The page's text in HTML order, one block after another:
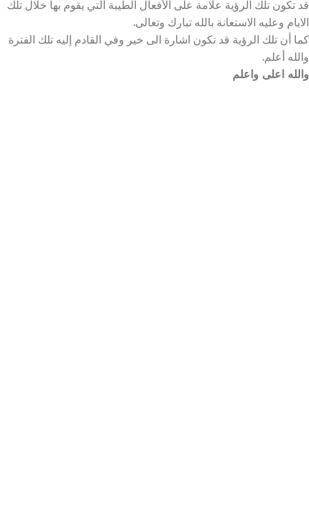
قد تكون تلك الرؤية علامة على الأفعال الطيبة التي يقوم بها خلال تلك
الايام وعليه الاستعانة بالله تبارك وتعالى.
كما أن تلك الرؤية قد تكون اشارة الى خير وفي القادم إليه تلك الفترة
والله أعلم.
والله اعلى واعلم